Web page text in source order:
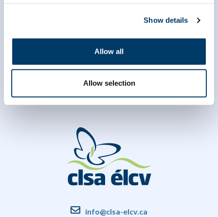
Show details
Allow all
Allow selection
info@clsa-elcv.ca